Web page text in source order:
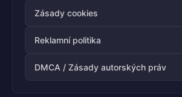
Zásady cookies
Reklamní politika
DMCA / Zásady autorských práv